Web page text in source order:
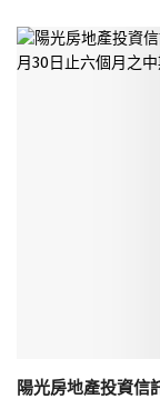
陽光房地產投資信